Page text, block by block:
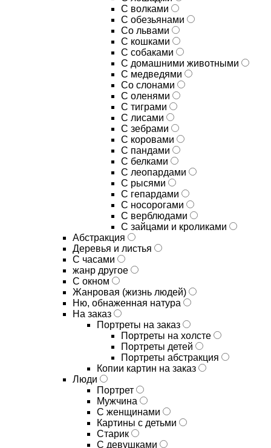
С волками
С обезьянами
Со львами
С кошками
С собаками
С домашними животными
С медведями
Со слонами
С оленями
С тиграми
С лисами
С зебрами
С коровами
С пандами
С белками
С леопардами
С рысями
С гепардами
С носорогами
С верблюдами
С зайцами и кроликами
Абстракция
Деревья и листья
С часами
жанр другое
С окном
Жанровая (жизнь людей)
Ню, обнаженная натура
На заказ
Портреты на заказ
Портреты на холсте
Портреты детей
Портреты абстракция
Копии картин на заказ
Люди
Портрет
Мужчина
С женщинами
Картины с детьми
Старик
С девушками